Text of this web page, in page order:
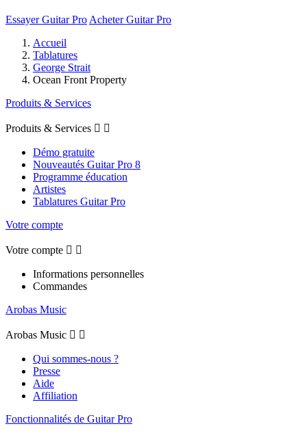
Essayer Guitar Pro Acheter Guitar Pro
Accueil
Tablatures
George Strait
Ocean Front Property
Produits & Services
Produits & Services  
Démo gratuite
Nouveautés Guitar Pro 8
Programme éducation
Artistes
Tablatures Guitar Pro
Votre compte
Votre compte  
Informations personnelles
Commandes
Arobas Music
Arobas Music  
Qui sommes-nous ?
Presse
Aide
Affiliation
Fonctionnalités de Guitar Pro